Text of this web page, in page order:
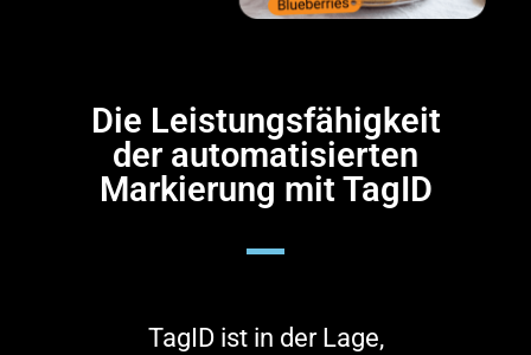
Die Leistungsfähigkeit
der automatisierten
Markierung mit TagID
TagID ist in der Lage,